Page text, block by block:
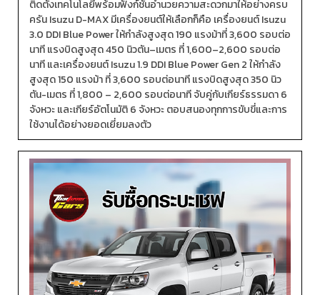
ติดตั้งเทคโนโลยีพร้อมฟังก์ชันอำนวยความสะดวกมาให้อย่างครบ
ครัน Isuzu D-MAX มีเครื่องยนต์ให้เลือกก็คือ เครื่องยนต์ Isuzu
3.0 DDI Blue Power ให้กำลังสูงสุด 190 แรงม้าที่ 3,600 รอบต่อ
นาที แรงบิดสูงสุด 450 นิวตัน–เมตร ที่ 1,600–2,600 รอบต่อ
นาที และเครื่องยนต์ Isuzu 1.9 DDI Blue Power Gen 2 ให้กำลัง
สูงสุด 150 แรงม้า ที่ 3,600 รอบต่อนาที แรงบิดสูงสุด 350 นิว
ตัน-เมตร ที่ 1,800 – 2,600 รอบต่อนาที จับคู่กับเกียร์ธรรมดา 6
จังหวะ และเกียร์อัตโนมัติ 6 จังหวะ ตอบสนองทุกการขับขี่และการ
ใช้งานได้อย่างยอดเยี่ยมลงตัว